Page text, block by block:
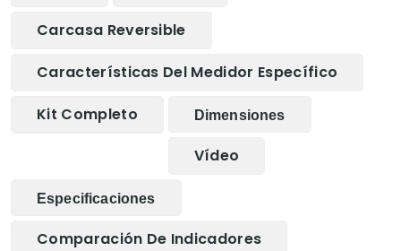
Carcasa Reversible
Características Del Medidor Específico
Kit Completo Dimensiones
Vídeo
Especificaciones
Comparación De Indicadores